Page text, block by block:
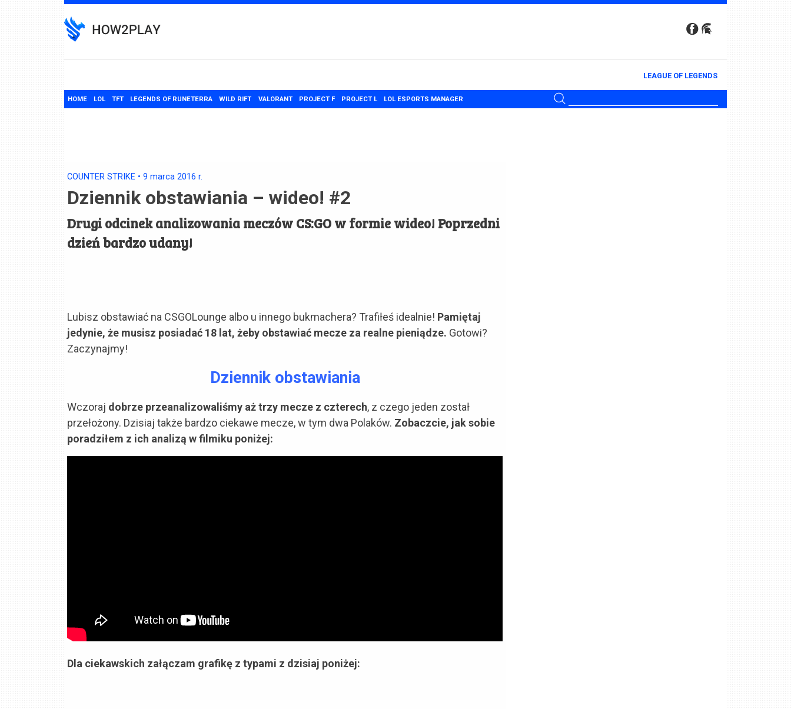
to
content
LEAGUE OF LEGENDS
HOME LOL TFT LEGENDS OF RUNETERRA WILD RIFT VALORANT PROJECT F PROJECT L LOL ESPORTS MANAGER
COUNTER STRIKE • 9 marca 2016 r.
Dziennik obstawiania – wideo! #2
Drugi odcinek analizowania meczów CS:GO w formie wideo! Poprzedni
dzień bardzo udany!
Lubisz obstawiać na CSGOLounge albo u innego bukmachera? Trafiłeś idealnie! Pamiętaj
jedynie, że musisz posiadać 18 lat, żeby obstawiać mecze za realne pieniądze. Gotowi?
Zaczynajmy!
Dziennik obstawiania
Wczoraj dobrze przeanalizowaliśmy aż trzy mecze z czterech, z czego jeden został
przełożony. Dzisiaj także bardzo ciekawe mecze, w tym dwa Polaków. Zobaczcie, jak sobie
poradziłem z ich analizą w filmiku poniżej:
Dla ciekawskich załączam grafikę z typami z dzisiaj poniżej: